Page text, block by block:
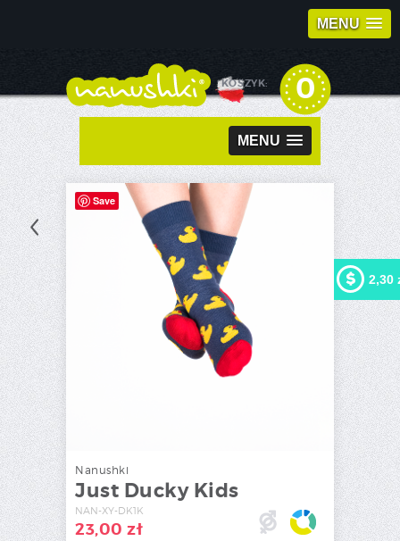
MENU
KOSZYK: 0
MENU
Save
Nanushki
Just Ducky Kids
NAN-XY-DK1K
23,00 zł
2,30
Kupując ten produkt możesz
otrzymać2,30 zł
programie lojalnościowym.
Twój koszyk wyniesie
zł, które będzie można
zamienić na kupon